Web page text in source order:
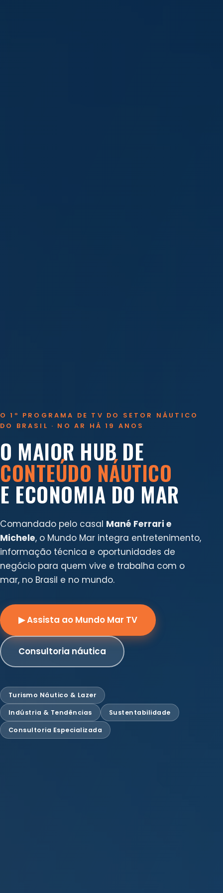
O 1º PROGRAMA DE TV DO SETOR NÁUTICO
DO BRASIL · NO AR HÁ 19 ANOS
O MAIOR HUB DE
CONTEÚDO NÁUTICO
E ECONOMIA DO MAR
Comandado pelo casal Mané Ferrari e
Michele, o Mundo Mar integra entretenimento,
informação técnica e oportunidades de
negócio para quem vive e trabalha com o
mar, no Brasil e no mundo.
▶ Assista ao Mundo Mar TV
Consultoria náutica
Turismo Náutico & Lazer
Indústria & Tendências Sustentabilidade
Consultoria Especializada